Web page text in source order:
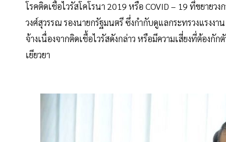
โรคติดเชื้อไวรัสโคโรนา 2019 หรือ COVID – 19 ที่ขยายว
วงศ์สุวรรณ รองนายกรัฐมนตรี ซึ่งกำกับดูแลกระทรวงแรงง
จ้างเนื่องจากติดเชื้อไวรัสดังกล่าว หรือมีความเสี่ยงที่ต้อง
เยียวยา